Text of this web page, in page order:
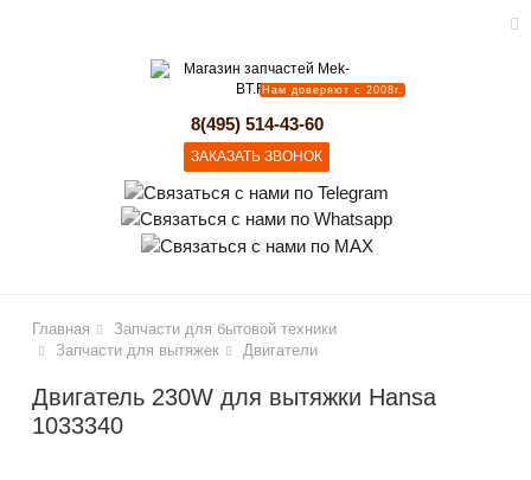
Нам доверяют с 2008г.
8(495) 514-43-60
ЗАКАЗАТЬ ЗВОНОК
Главная
Запчасти для бытовой техники
Запчасти для вытяжек
Двигатели
Двигатель 230W для вытяжки Hansa
1033340